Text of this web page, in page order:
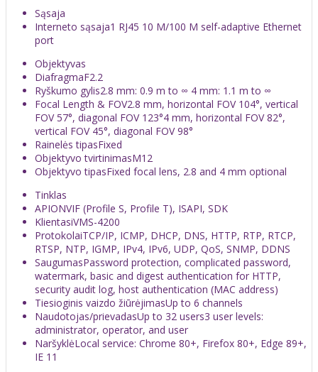
Sąsaja
Interneto sąsaja1 RJ45 10 M/100 M self-adaptive Ethernet
port
Objektyvas
DiafragmaF2.2
Ryškumo gylis2.8 mm: 0.9 m to ∞ 4 mm: 1.1 m to ∞
Focal Length & FOV2.8 mm, horizontal FOV 104°, vertical
FOV 57°, diagonal FOV 123°4 mm, horizontal FOV 82°,
vertical FOV 45°, diagonal FOV 98°
Rainelės tipasFixed
Objektyvo tvirtinimasM12
Objektyvo tipasFixed focal lens, 2.8 and 4 mm optional
Tinklas
APIONVIF (Profile S, Profile T), ISAPI, SDK
KlientasiVMS-4200
ProtokolaiTCP/IP, ICMP, DHCP, DNS, HTTP, RTP, RTCP,
RTSP, NTP, IGMP, IPv4, IPv6, UDP, QoS, SNMP, DDNS
SaugumasPassword protection, complicated password,
watermark, basic and digest authentication for HTTP,
security audit log, host authentication (MAC address)
Tiesioginis vaizdo žiūrėjimasUp to 6 channels
Naudotojas/prievadasUp to 32 users3 user levels:
administrator, operator, and user
NaršyklėLocal service: Chrome 80+, Firefox 80+, Edge 89+,
IE 11